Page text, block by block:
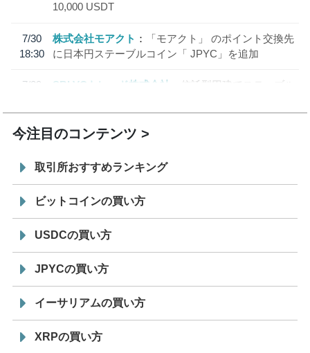
10,000 USDT
7/30
18:30
株式会社モアクト
「モアクト」 のポイント交換先
に日本円ステーブルコイン「 JPYC」を追加
7/29
SBI VCトレード株式会社
信託型円建てステーブル
今注目のコンテンツ
取引所おすすめランキング
ビットコインの買い方
USDCの買い方
JPYCの買い方
イーサリアムの買い方
XRPの買い方